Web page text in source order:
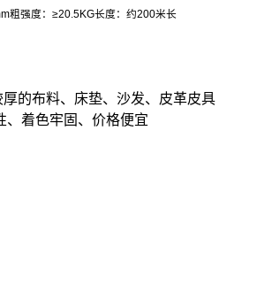
粗强度：≥20.5KG长度：约200米长
的布料、床垫、沙发、皮革皮具
、着色牢固、价格便宜